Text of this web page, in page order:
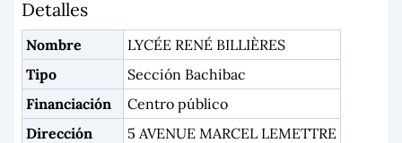
Detalles
Nombre
LYCÉE RENÉ BILLIÈRES
Tipo
Sección Bachibac
Financiación
Centro público
Dirección
5 AVENUE MARCEL LEMETTRE